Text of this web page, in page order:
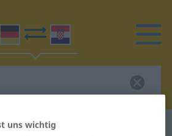
Wörterbuch
uns wichtig